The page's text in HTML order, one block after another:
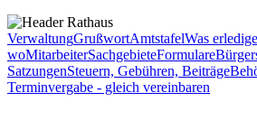
VerwaltungGrußwortAmtstafelWas
woMitarbeiterSachgebieteFormulare
SatzungenSteuern, Gebühren, Beiträge
Terminvergabe - gleich vereinbaren